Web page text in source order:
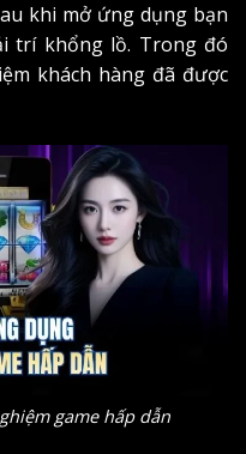
khi mở ứng dụng bạn
trí khổng lồ. Trong đó
khách hàng đã được
game hấp dẫn